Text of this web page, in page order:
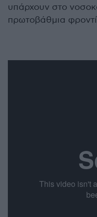
υπάρχουν στο
πρωτοβάθμια